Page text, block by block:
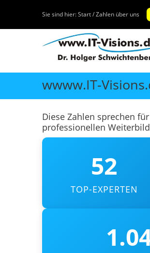
Sie sind hier:Start / Zahlen über uns
wwww.IT-
Diese Zahlen sprechen
professionellen
52
TOP-EXPERTEN